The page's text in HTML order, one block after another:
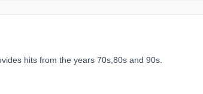
hits from the years 70s,80s and 90s.